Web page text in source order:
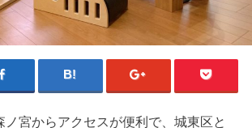
ノ宮からアクセスが便利で、城東区と